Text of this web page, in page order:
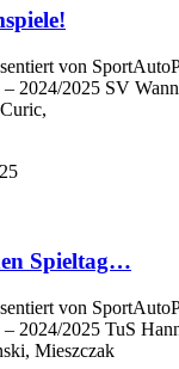
von
– 2024/2025 SV
Spieltag…
von
2024/2025 TuS
Mieszczak